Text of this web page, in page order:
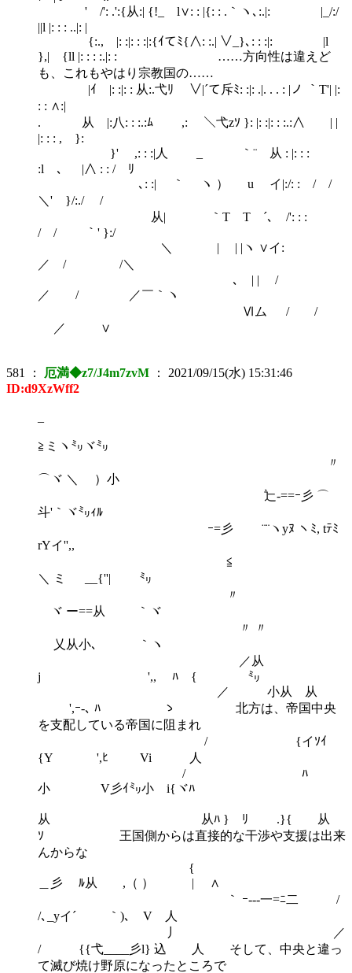
' /': .':{从:| {!_ l∨: : |{: : .｀ヽ､:.|: |_/:/
||l |: : : ..|: |
{:., |: :|: : :|:{ｲてﾐ{∧: :.| ∨_}､: : :|: |l
},| {ll |: : : :.|: : ……方向性は違えど
も、これもやはり宗教国の……
|ｲ |: :|: : 从:.弋ﾘ ∨|´て斥ﾐ: :|: .|. . . : |ノ ｀T'| |:
: : ∧:|
. 从 |:八: : :.:ﾑ ,: ＼弋zｿ }: |: :|: : :.:∧ | |
|: : : , }:
}' ,: : :|人 _ ｀¨ 从 : |: : :
:l 、 |∧ : : / ﾘ
､: :| ｀ ヽ ） u イ|:/: : / /
＼' }/:./ /
从| ｀T T ´､ /': : :
/ / ｀' }:/
＼ | | |ヽ ∨イ:
／ / /＼
､ | | /
／ / ／￣｀ヽ
Ⅵム / /
／ ∨
581 ： 厄満◆z7/J4m7zvM ： 2021/09/15(水) 15:31:46
ID:d9XzWff2
≧ミヽ㍉ヾ㍉
〃
⌒ヾ ＼ ）小
辷-==ｰ彡 ⌒
斗'｀ヾ㍉ｨﾙ
ｰ=彡 ¨¨ヽyﾇ ヽﾐ, tﾃﾐ
rYイ'',,
≦
＼ ミ __{''| ㍉
〃
ヾ ー==从 ｀ヾ
〃 〃
乂从小､ ｀ヽ
／从
j ',, ﾊ { ㍉
／ 小从 从
',ｰ-､ ﾊ ゝ 北方は、帝国中央
を支配している帝国に阻まれ
/ {イｿｲ
{Y ',ﾋ Vi 人
/ ﾊ
小 V彡ｲ㍉小 i{ヾﾊ
从 从ﾊ } ﾘ .}{ 从
ｿ 王国側からは直接的な干渉や支援は出来
んからな
{
＿彡 ﾙ从 ,（ ） | ∧
｀ ｰ---一=ﾆ二 /
/､_yイ´ ｀)､ V 人
丿 ／
/ {{弋____彡l} 込 人 そして、中央と違っ
て滅び焼け野原になったところで